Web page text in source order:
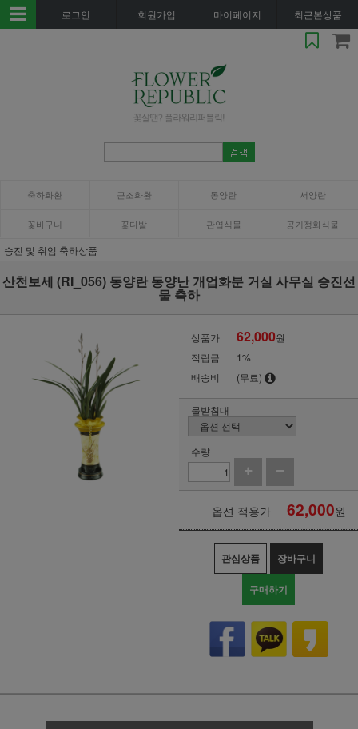
로그인 회원가입 마이페이지 최근본상품
축하화환 근조화환 동양란 서양란
꽃바구니 꽃다발 관엽식물 공기정화식물
승진 및 취임 축하상품
산천보세 (RI_056) 동양란 동양난 개업화분 거실 사무실 승진선
물 축하
상품가 62,000원
적립금
1%
배송비
(무료)
물받침대
수량
옵션 적용가 62,000원
관심상품 장바구니
구매하기